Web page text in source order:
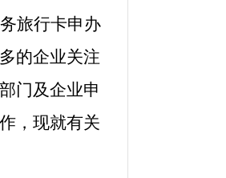
旅行卡申办
的企业关注
门及企业申
，现就有关